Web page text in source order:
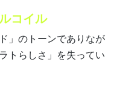
コイル
」のトーンでありなが
トらしさ」を失ってい